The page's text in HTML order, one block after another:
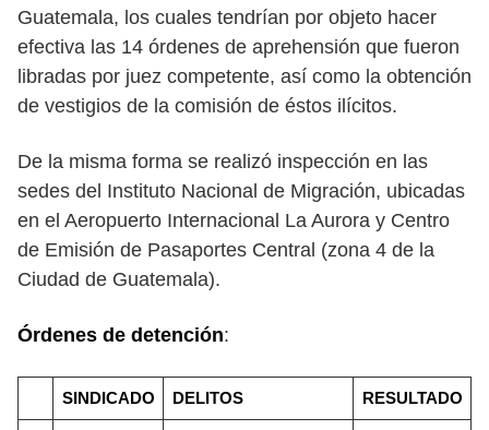
Guatemala, los cuales tendrían por objeto hacer
efectiva las 14 órdenes de aprehensión que fueron
libradas por juez competente, así como la obtención
de vestigios de la comisión de éstos ilícitos.
De la misma forma se realizó inspección en las
sedes del Instituto Nacional de Migración, ubicadas
en el Aeropuerto Internacional La Aurora y Centro
de Emisión de Pasaportes Central (zona 4 de la
Ciudad de Guatemala).
Órdenes de detención:
SINDICADO DELITOS RESULTADO